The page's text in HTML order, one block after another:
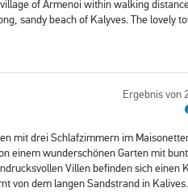
of Armenoi within walking
sandy beach of Kalyves. The lovely
Ergebnis von
mit drei Schlafzimmern im
einem wunderschönen Garten mit
Villen befinden sich einen
von dem langen Sandstrand in Kalives.